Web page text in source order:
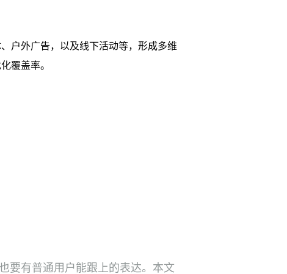
户外广告，以及线下活动等，形成多维
覆盖率。
要有普通用户能跟上的表达。本文